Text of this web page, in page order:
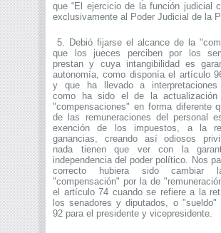
que “El ejercicio de la función judicial
exclusivamente al Poder Judicial de la
5. Debió fijarse el alcance de la
que los jueces perciben por los
prestan y cuya intangibilidad es
autonomía, como disponía el artículo
y que ha llevado a interpretaciones
como ha sido el de la actualización
"compensaciones" en forma diferente
de las remuneraciones del personal
exención de los impuestos, a la
ganancias, creando así odiosos
nada tienen que ver con la
independencia del poder político. Nos
correcto hubiera sido cambiar
"compensación" por la de
el artículo 74 cuando se refiere a la
los senadores y diputados, o "sueldo"
92 para el presidente y vicepresidente.